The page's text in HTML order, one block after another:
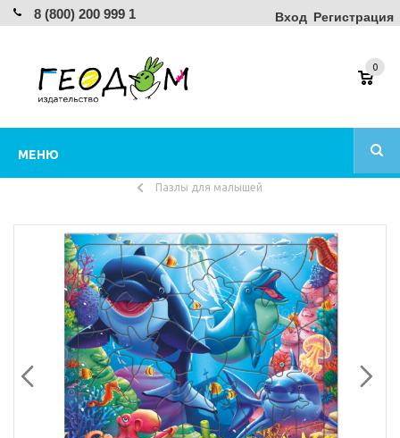
8 (800) 200 999 1 Вход Регистрация
МЕНЮ
0
Пазлы для малышей